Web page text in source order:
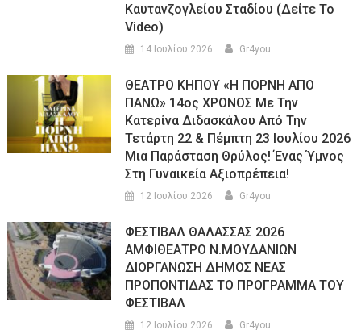
Καυτανζογλείου Σταδίου (Δείτε Το
Video)
14 Ιουλίου 2026 Gr4you
ΘΕΑΤΡΟ ΚΗΠΟΥ «Η ΠΟΡΝΗ ΑΠΟ
ΠΑΝΩ» 14ος ΧΡΟΝΟΣ Με Την
Κατερίνα Διδασκάλου Από Την
Τετάρτη 22 & Πέμπτη 23 Ιουλίου 2026
Μια Παράσταση Θρύλος! Ένας Ύμνος
Στη Γυναικεία Αξιοπρέπεια!
12 Ιουλίου 2026 Gr4you
ΦΕΣΤΙΒΑΛ ΘΑΛΑΣΣΑΣ 2026
ΑΜΦΙΘΕΑΤΡΟ Ν.ΜΟΥΔΑΝΙΩΝ
ΔΙΟΡΓΑΝΩΣΗ ΔΗΜΟΣ ΝΕΑΣ
ΠΡΟΠΟΝΤΙΔΑΣ ΤΟ ΠΡΟΓΡΑΜΜΑ ΤΟΥ
ΦΕΣΤΙΒΑΛ
12 Ιουλίου 2026 Gr4you